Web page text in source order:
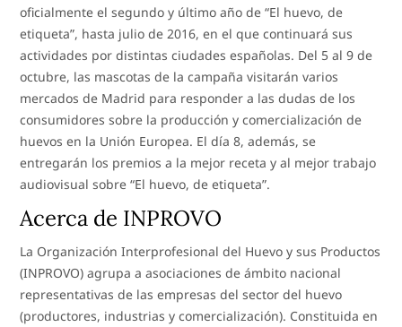
oficialmente el segundo y último año de “El huevo, de
etiqueta”, hasta julio de 2016, en el que continuará sus
actividades por distintas ciudades españolas. Del 5 al 9 de
octubre, las mascotas de la campaña visitarán varios
mercados de Madrid para responder a las dudas de los
consumidores sobre la producción y comercialización de
huevos en la Unión Europea. El día 8, además, se
entregarán los premios a la mejor receta y al mejor trabajo
audiovisual sobre “El huevo, de etiqueta”.
Acerca de INPROVO
La Organización Interprofesional del Huevo y sus Productos
(INPROVO) agrupa a asociaciones de ámbito nacional
representativas de las empresas del sector del huevo
(productores, industrias y comercialización). Constituida en